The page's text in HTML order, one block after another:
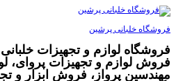
فروشگاه خلبانی پرشین
فروشگاه لوازم و تجهیزات
فروش لوازم و تجهیزات پروای،
مهندسین پرواز، فروش ابزار و